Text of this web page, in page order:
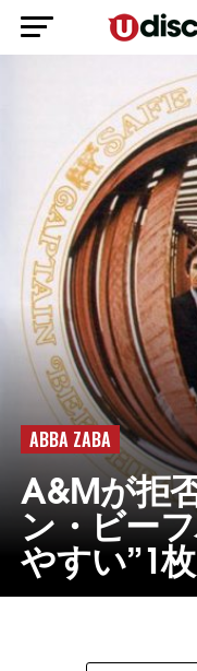
ABBA ZABA
A&Mが拒
ン・ビー
やすい”1